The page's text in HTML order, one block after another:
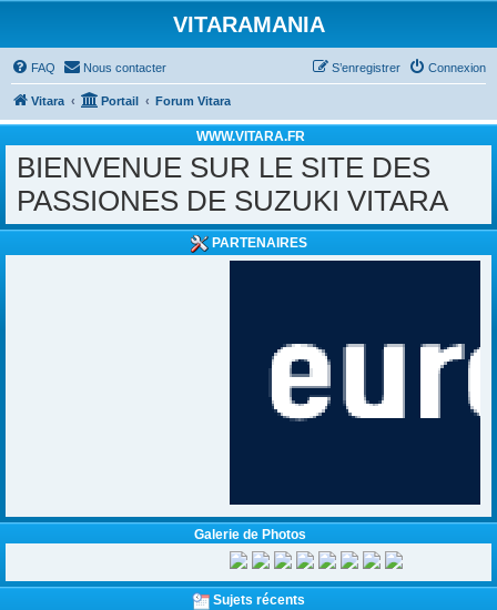
VITARAMANIA
FAQ Nous contacter Connexion
S’enregistrer
Vitara Portail Forum Vitara
WWW.VITARA.FR
BIENVENUE SUR LE SITE DES
PASSIONES DE SUZUKI VITARA
PARTENAIRES
Galerie de Photos
Sujets récents